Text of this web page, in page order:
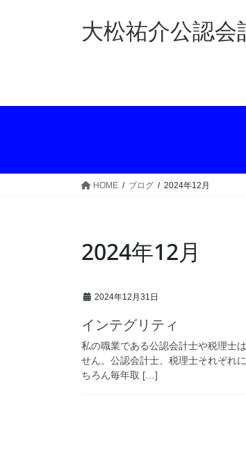
ス
ン
大松祐介公認会
HOME ブログ 2024年12月
2024年12月
2024年12月31日
インテグリティ
私の職業である公認会計士や税理士
せん。公認会計士、税理士それぞれ
ちろん毎年取 […]